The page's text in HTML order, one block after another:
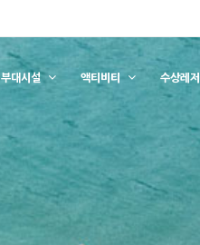
부대시설 액티비티 수상레저